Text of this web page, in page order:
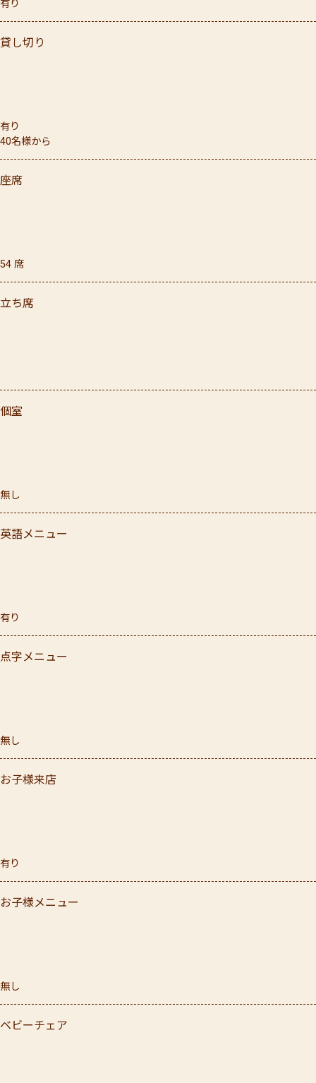
有り
貸し切り
有り
40名様から
座席
54 席
立ち席
個室
無し
英語メニュー
有り
点字メニュー
無し
お子様来店
有り
お子様メニュー
無し
ベビーチェア